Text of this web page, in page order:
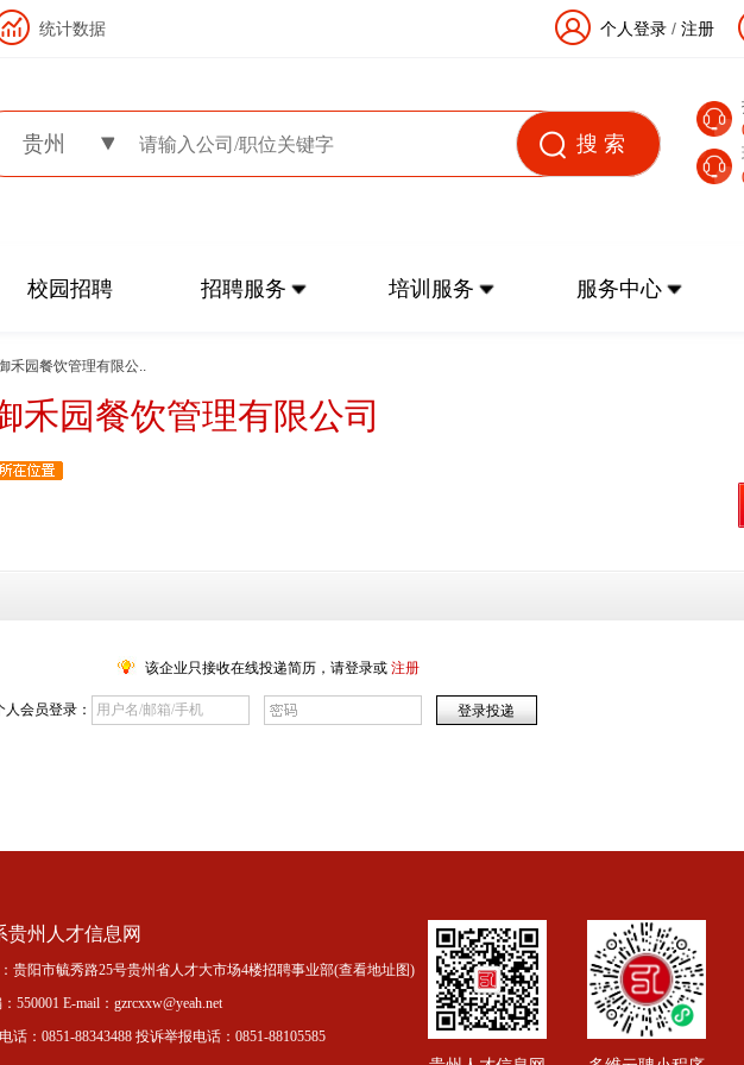
统计数据 个人登录 / 注册
贵州
校园招聘 招聘服务 培训服务 服务中心
禾园餐饮管理有限公..
禾园餐饮管理有限公司
该企业只接收在线投递简历，请登录或 注册
人会员登录：
贵州人才信息网
贵阳市毓秀路25号贵州省人才大市场4楼招聘事业部(查看地址图)
550001 E-mail：gzrcxxw@yeah.net
话：0851-88343488 投诉举报电话：0851-88105585